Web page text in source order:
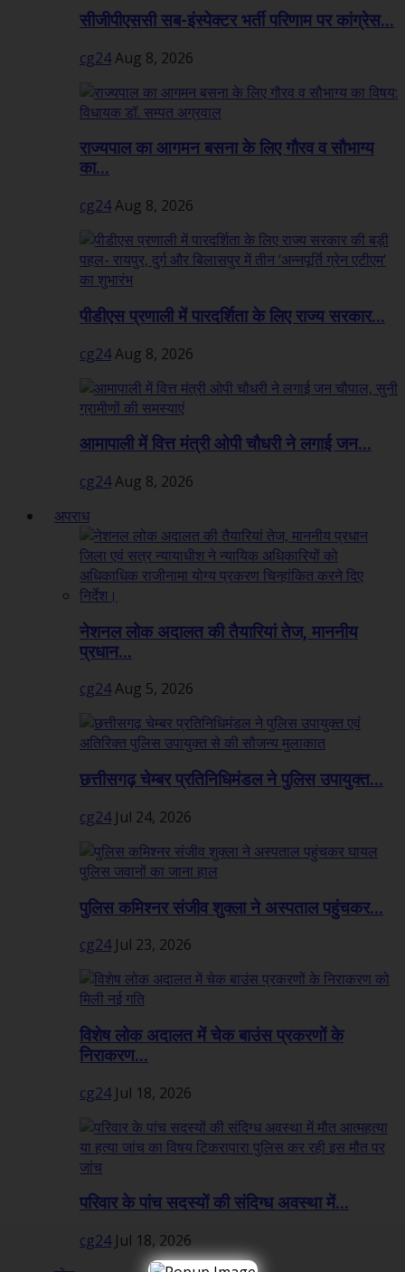
सीजीपीएससी सब-इंस्पेक्टर भर्ती परिणाम पर कांग्रेस...
cg24Aug 8, 2026
राज्यपाल का आगमन बसना के लिए गौरव व सौभाग्य
का...
cg24Aug 8, 2026
पीडीएस प्रणाली में पारदर्शिता के लिए राज्य सरकार...
cg24Aug 8, 2026
आमापाली में वित्त मंत्री ओपी चौधरी ने लगाई जन...
cg24Aug 8, 2026
अपराध
नेशनल लोक अदालत की तैयारियां तेज, माननीय
प्रधान...
cg24Aug 5, 2026
छत्तीसगढ़ चेम्बर प्रतिनिधिमंडल ने पुलिस उपायुक्त...
cg24 Jul 24, 2026
पुलिस कमिश्नर संजीव शुक्ला ने अस्पताल पहुंचकर...
cg24 Jul 23, 2026
विशेष लोक अदालत में चेक बाउंस प्रकरणों के
निराकरण...
cg24 Jul 18, 2026
परिवार के पांच सदस्यों की संदिग्ध अवस्था में...
cg24 Jul 18, 2026